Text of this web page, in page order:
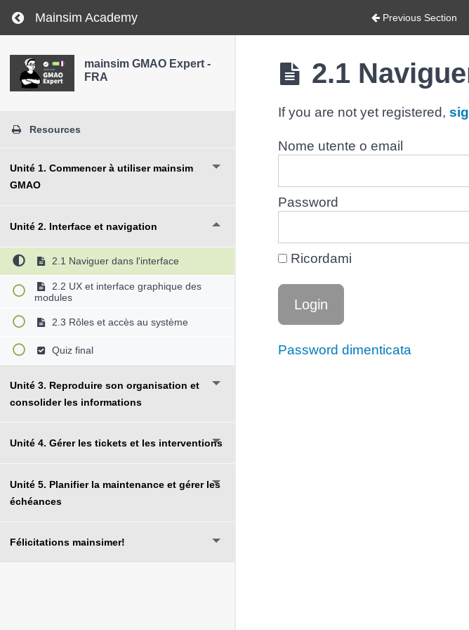
Return to course: mainsim GMAO Expert – FRA
Mainsim Academy Previous Section
mainsim GMAO Expert -
FRA
Resources
Unité 1. Commencer à utiliser mainsim
GMAO
Unité 2. Interface et navigation
2.1 Naviguer dans l'interface
2.2 UX et interface graphique des
modules
2.3 Rôles et accès au système
Quiz final
Unité 3. Reproduire son organisation et
consolider les informations
Unité 4. Gérer les tickets et les interventions
Unité 5. Planifier la maintenance et gérer les
échéances
Félicitations mainsimer!
2.1
If you are not yet registered,
Nome utente o email
Password
Ricordami
Password dimenticata